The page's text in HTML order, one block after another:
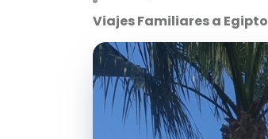
Viajes Familiares a Egipto